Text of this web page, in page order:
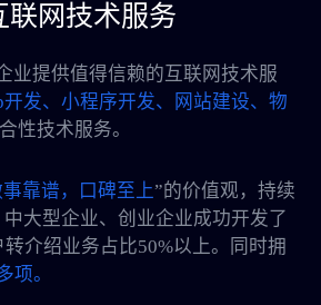
联网技术服务
业提供值得信赖的互联网技术服
发、小程序开发、网站建设、物
性技术服务。
靠谱，口碑至上”的价值观，持续
大型企业、创业企业成功开发了
介绍业务占比50%以上。同时拥
项。